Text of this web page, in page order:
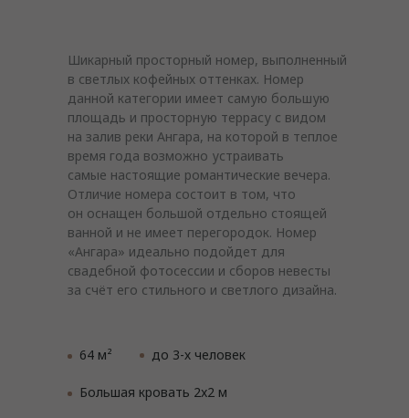
Шикарный просторный номер, выполненный
в светлых кофейных оттенках. Номер
данной категории имеет самую большую
площадь и просторную террасу с видом
на залив реки Ангара, на которой в теплое
время года возможно устраивать
самые настоящие романтические вечера.
Отличие номера состоит в том, что
он оснащен большой отдельно стоящей
ванной и не имеет перегородок. Номер
«Ангара» идеально подойдет для
свадебной фотосессии и сборов невесты
за счёт его стильного и светлого дизайна.
64 м² до 3-х человек
Большая кровать 2x2 м